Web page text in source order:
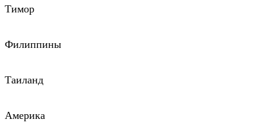
Тимор
Филиппины
Таиланд
Америка